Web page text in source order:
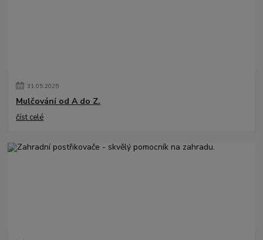
31.05.2025
Mulčování od A do Z.
číst celé